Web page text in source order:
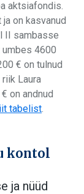
aktsiafondis.
on kasvanud
II sambasse
4600
€ on tulnud
Laura
on andnud
tabelist.
kontol
ja nüüd